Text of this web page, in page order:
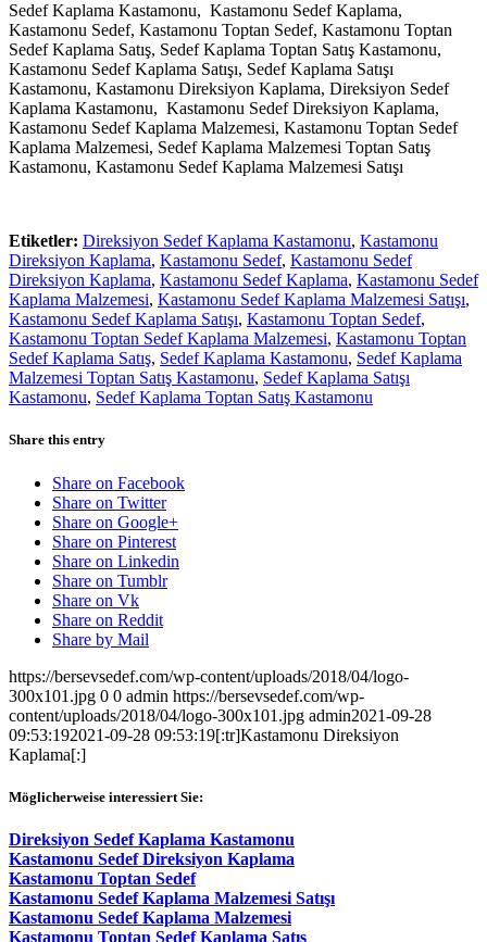
Sedef Kaplama Kastamonu, Kastamonu Sedef Kaplama,
Kastamonu Sedef, Kastamonu Toptan Sedef, Kastamonu Toptan
Sedef Kaplama Satış, Sedef Kaplama Toptan Satış Kastamonu,
Kastamonu Sedef Kaplama Satışı, Sedef Kaplama Satışı
Kastamonu, Kastamonu Direksiyon Kaplama, Direksiyon Sedef
Kaplama Kastamonu, Kastamonu Sedef Direksiyon Kaplama,
Kastamonu Sedef Kaplama Malzemesi, Kastamonu Toptan Sedef
Kaplama Malzemesi, Sedef Kaplama Malzemesi Toptan Satış
Kastamonu, Kastamonu Sedef Kaplama Malzemesi Satışı
Etiketler: Direksiyon Sedef Kaplama Kastamonu, Kastamonu
Direksiyon Kaplama, Kastamonu Sedef, Kastamonu Sedef
Direksiyon Kaplama, Kastamonu Sedef Kaplama, Kastamonu Sedef
Kaplama Malzemesi, Kastamonu Sedef Kaplama Malzemesi Satışı,
Kastamonu Sedef Kaplama Satışı, Kastamonu Toptan Sedef,
Kastamonu Toptan Sedef Kaplama Malzemesi, Kastamonu Toptan
Sedef Kaplama Satış, Sedef Kaplama Kastamonu, Sedef Kaplama
Malzemesi Toptan Satış Kastamonu, Sedef Kaplama Satışı
Kastamonu, Sedef Kaplama Toptan Satış Kastamonu
Share this entry
Share on Facebook
Share on Twitter
Share on Google+
Share on Pinterest
Share on Linkedin
Share on Tumblr
Share on Vk
Share on Reddit
Share by Mail
https://bersevsedef.com/wp-content/uploads/2018/04/logo-
300x101.jpg 0 0 admin https://bersevsedef.com/wp-
content/uploads/2018/04/logo-300x101.jpg admin2021-09-28
09:53:192021-09-28 09:53:19[:tr]Kastamonu Direksiyon
Kaplama[:]
Möglicherweise interessiert Sie:
Direksiyon Sedef Kaplama Kastamonu
Kastamonu Sedef Direksiyon Kaplama
Kastamonu Toptan Sedef
Kastamonu Sedef Kaplama Malzemesi Satışı
Kastamonu Sedef Kaplama Malzemesi
Kastamonu Toptan Sedef Kaplama Satış